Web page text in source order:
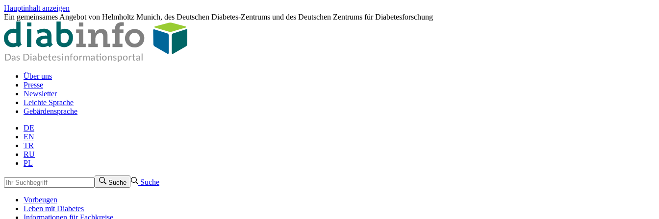
Hauptinhalt anzeigen
Ein gemeinsames Angebot von Helmholtz Munich, des Deutschen Diabetes-Zentrums und des Deutschen Zentrums für Diabetesforschung
Über uns
Presse
Newsletter
Leichte Sprache
Gebärdensprache
DE
EN
TR
RU
PL
Suche Suche
Vorbeugen
Leben mit Diabetes
Informationen für Fachkreise